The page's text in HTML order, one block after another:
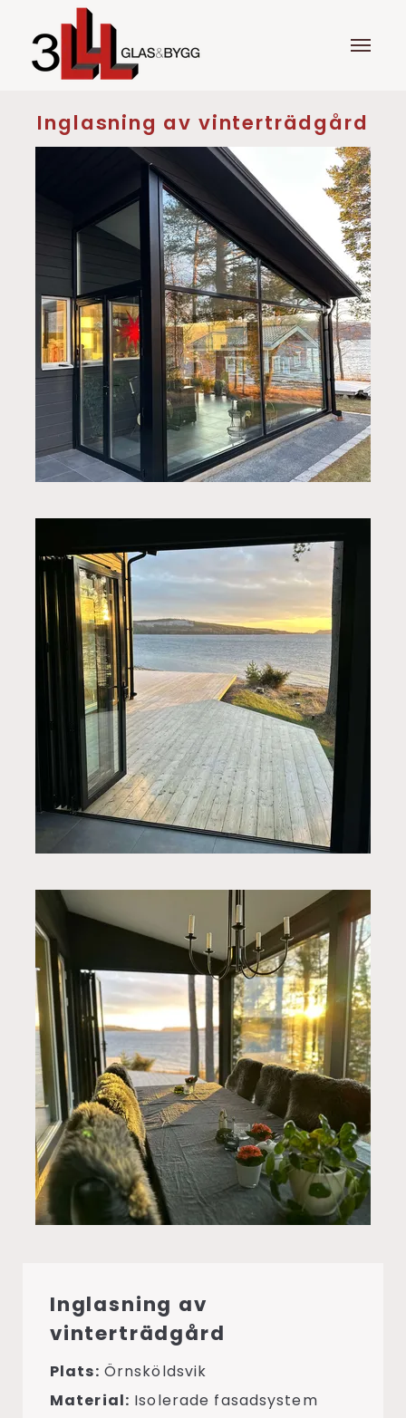
Inglasning av vinterträdgård
Inglasning av
vinterträdgård
Plats: Örnsköldsvik
Material: Isolerade fasadsystem